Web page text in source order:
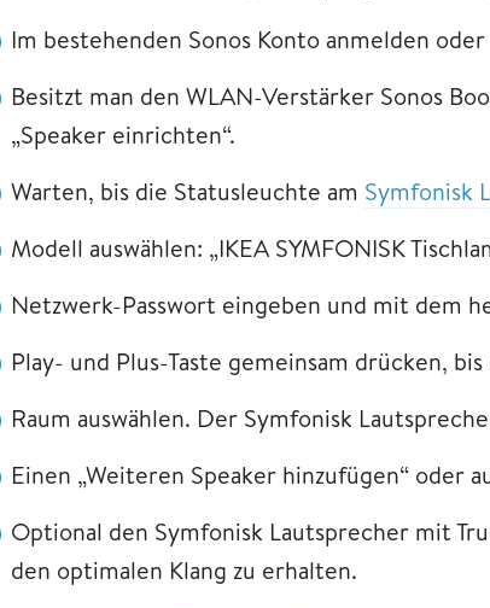
Im bestehenden Sonos Konto anmelden
Besitzt man den WLAN-Verstärker Sonos
„Speaker einrichten“.
Warten, bis die Statusleuchte am Symfonisk
Modell auswählen: „IKEA SYMFONISK
Netzwerk-Passwort eingeben und mit dem
Play- und Plus-Taste gemeinsam drücken,
Raum auswählen. Der Symfonisk
Einen „Weiteren Speaker hinzufügen“ oder
Optional den Symfonisk Lautsprecher mit
den optimalen Klang zu erhalten.